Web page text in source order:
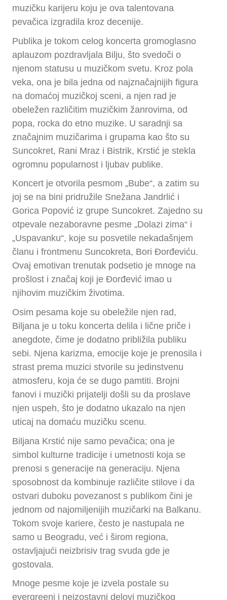
muzičku karijeru koju je ova talentovana
pevačica izgradila kroz decenije.
Publika je tokom celog koncerta gromoglasno
aplauzom pozdravljala Bilju, što svedoči o
njenom statusu u muzičkom svetu. Kroz pola
veka, ona je bila jedna od najznačajnijih figura
na domaćoj muzičkoj sceni, a njen rad je
obeležen različitim muzičkim žanrovima, od
popa, rocka do etno muzike. U saradnji sa
značajnim muzičarima i grupama kao što su
Suncokret, Rani Mraz i Bistrik, Krstić je stekla
ogromnu popularnost i ljubav publike.
Koncert je otvorila pesmom „Bube“, a zatim su
joj se na bini pridružile Snežana Jandrlić i
Gorica Popović iz grupe Suncokret. Zajedno su
otpevale nezaboravne pesme „Dolazi zima“ i
„Uspavanku“, koje su posvetile nekadašnjem
članu i frontmenu Suncokreta, Bori Đorđeviću.
Ovaj emotivan trenutak podsetio je mnoge na
prošlost i značaj koji je Đorđević imao u
njihovim muzičkim životima.
Osim pesama koje su obeležile njen rad,
Biljana je u toku koncerta delila i lične priče i
anegdote, čime je dodatno približila publiku
sebi. Njena karizma, emocije koje je prenosila i
strast prema muzici stvorile su jedinstvenu
atmosferu, koja će se dugo pamtiti. Brojni
fanovi i muzički prijatelji došli su da proslave
njen uspeh, što je dodatno ukazalo na njen
uticaj na domaću muzičku scenu.
Biljana Krstić nije samo pevačica; ona je
simbol kulturne tradicije i umetnosti koja se
prenosi s generacije na generaciju. Njena
sposobnost da kombinuje različite stilove i da
ostvari duboku povezanost s publikom čini je
jednom od najomiljenijih muzičarki na Balkanu.
Tokom svoje kariere, često je nastupala ne
samo u Beogradu, već i širom regiona,
ostavljajući neizbrisiv trag svuda gde je
gostovala.
Mnoge pesme koje je izvela postale su
evergreeni i neizostavni delovi muzičkog